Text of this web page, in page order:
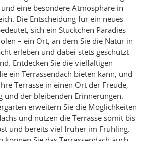
eine besondere Atmosphäre in
Die Entscheidung für ein neues
sich ein Stückchen Paradies
– ein Ort, an dem Sie die Natur in
erleben und dabei stets geschützt
Entdecken Sie die vielfältigen
ein Terrassendach bieten kann, und
Terrasse in einen Ort der Freude,
und der bleibenden Erinnerungen.
erweitern Sie die Möglichkeiten
und nutzen die Terrasse somit bis
und bereits viel früher im Frühling.